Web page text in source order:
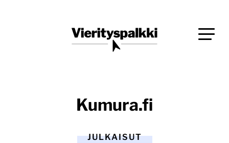
Vierityspalkki.fi
Kumura.fi
JULKAISUT